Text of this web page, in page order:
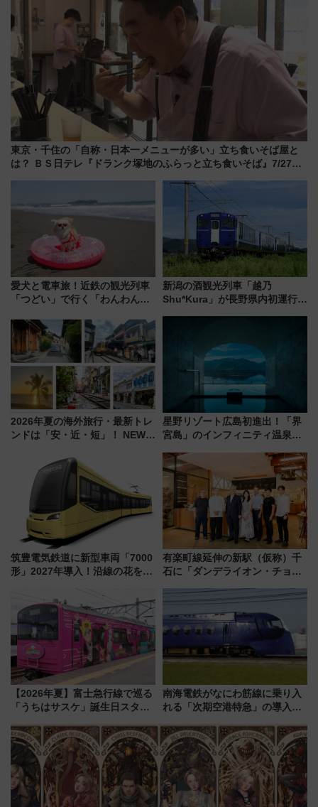
東京・千住の「自称・日本一メニューが多い」立ち食いそば屋と
は？ ＢＳ日テレ『ドランク塚地のふらっと立ち食いそば』7/27夜
愛犬と電車旅！近鉄の観光列車
「つどい」で行く「わんわん列
める日帰りツアー
新潟の酒観光列車「越乃
Shu*Kura」が長野県内初運行！
2026年夏の海外旅行・最新トレ
ンドは「安・近・短」！ NEWT
渡航先TOP5とは？ 円安時代の
旅行術
星野リゾート広島初進出！「界
宮島」のインフィニティ温泉と
宿泊料金・アクセスは？（2026
年7月23日開業）
筑豊電気鉄道に新型車両「7000
形」2027年導入！沿線の花をイ
内は落ち着いたゆとりある空間
に
有楽町線延伸の新駅（仮称）千
石に「ダンデライオン・チョコ
1億円出資で挑む新時代のまちづ
くりとは？
【2026年夏】富士急行線で巡る
「うちはサスケ」誕生日スタン
定グルメ＆グッズ徹底ガイド
南海電鉄がなにわ筋線に乗り入
れる「次期空港特急」の導入を
日本初の鉄道デザイン